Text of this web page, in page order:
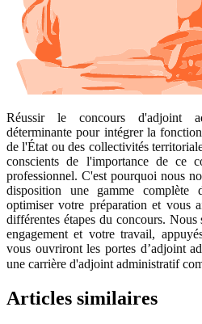
Réussir le concours d'adjoint
déterminante pour intégrer la
de l'État ou des collectivités
conscients de l'importance de ce
professionnel. C'est pourquoi nous
disposition une gamme
optimiser votre préparation et vous
différentes étapes du concours.
engagement et votre travail,
vous ouvriront les portes d’adjoint
une carrière d'adjoint administratif
Articles similaires